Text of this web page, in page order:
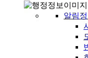
알림정